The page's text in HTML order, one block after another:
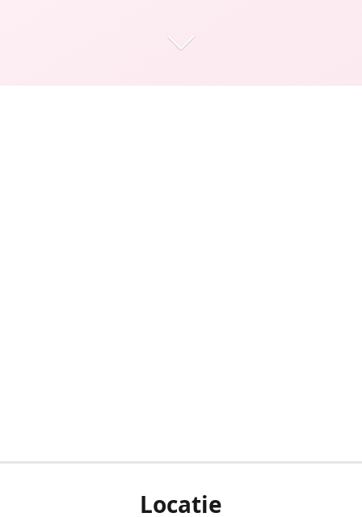
Locatie